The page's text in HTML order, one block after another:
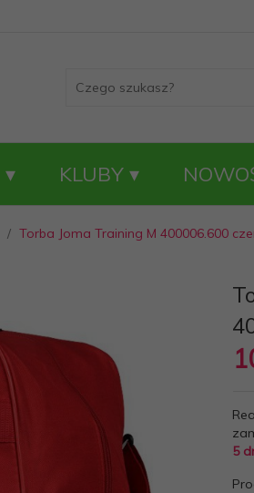
KLUBY
Torba Joma Training M 400006.600
5